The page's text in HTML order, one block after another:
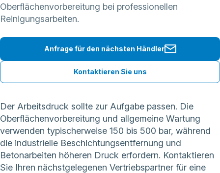
Oberflächenvorbereitung bei professionellen
Reinigungsarbeiten.
Anfrage für den nächsten Händler
Kontaktieren Sie uns
Der Arbeitsdruck sollte zur Aufgabe passen. Die
Oberflächenvorbereitung und allgemeine Wartung
verwenden typischerweise 150 bis 500 bar, während
die industrielle Beschichtungsentfernung und
Betonarbeiten höheren Druck erfordern. Kontaktieren
Sie Ihren nächstgelegenen Vertriebspartner für eine